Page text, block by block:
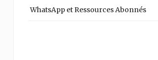
WhatsApp et Ressources Abonnés